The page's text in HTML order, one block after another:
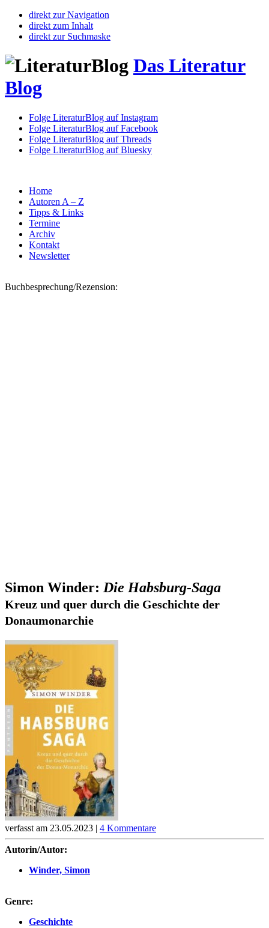
direkt zur Navigation
direkt zum Inhalt
direkt zur Suchmaske
Das Literatur
Blog
Folge LiteraturBlog auf Instagram
Folge LiteraturBlog auf Facebook
Folge LiteraturBlog auf Threads
Folge LiteraturBlog auf Bluesky
Home
Autoren A – Z
Tipps & Links
Termine
Archiv
Kontakt
Newsletter
Buchbesprechung/Rezension:
Simon Winder: Die Habsburg-Saga
Kreuz und quer durch die Geschichte der
Donaumonarchie
verfasst am 23.05.2023 | 4 Kommentare
Autorin/Autor:
Winder, Simon
Genre:
Geschichte